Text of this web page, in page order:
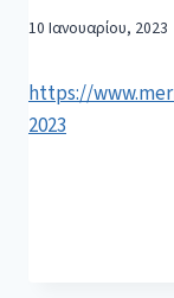
10 Ιανουαρίου, 2023
https://
2023